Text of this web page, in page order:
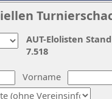
Vorname
AUT-Elolisten
7.518